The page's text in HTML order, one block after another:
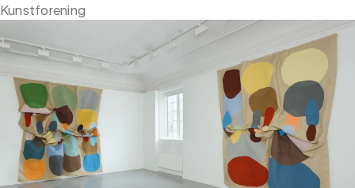
Kunstforening